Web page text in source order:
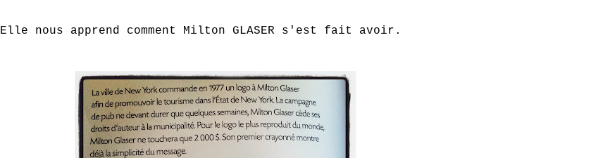
Elle nous apprend comment Milton GLASER s'est fait avoir.